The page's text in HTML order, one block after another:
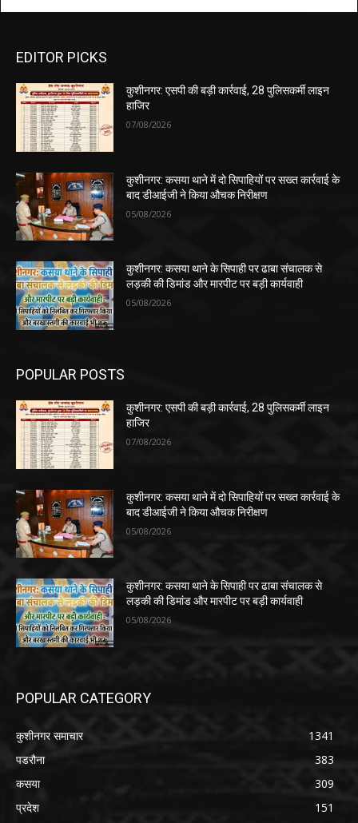
EDITOR PICKS
कुशीनगर: एसपी की बड़ी कार्रवाई, 28 पुलिसकर्मी लाइन
हाजिर
07/08/2026
कुशीनगर: कसया थाने में दो सिपाहियों पर सख्त कार्रवाई के
बाद डीआईजी ने किया औचक निरीक्षण
05/08/2026
कुशीनगर: कसया थाने के सिपाही पर ढाबा संचालक से
लड़की की डिमांड और मारपीट पर बड़ी कार्यवाही
05/08/2026
POPULAR POSTS
कुशीनगर: एसपी की बड़ी कार्रवाई, 28 पुलिसकर्मी लाइन
हाजिर
07/08/2026
कुशीनगर: कसया थाने में दो सिपाहियों पर सख्त कार्रवाई के
बाद डीआईजी ने किया औचक निरीक्षण
05/08/2026
कुशीनगर: कसया थाने के सिपाही पर ढाबा संचालक से
लड़की की डिमांड और मारपीट पर बड़ी कार्यवाही
05/08/2026
POPULAR CATEGORY
कुशीनगर समाचार
1341
पडरौना
383
कसया
309
प्रदेश
151